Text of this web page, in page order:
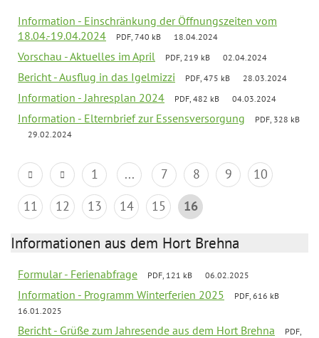
Information - Einschränkung der Öffnungszeiten vom
18.04.-19.04.2024
PDF, 740 kB 18.04.2024
Vorschau - Aktuelles im April PDF, 219 kB 02.04.2024
Bericht - Ausflug in das Igelmizzi PDF, 475 kB 28.03.2024
Information - Jahresplan 2024 PDF, 482 kB 04.03.2024
Information - Elternbrief zur Essensversorgung
PDF, 328 kB
29.02.2024
1 ... 7 8 9
10
11
12 13 14 15 16
Informationen aus dem Hort Brehna
Formular - Ferienabfrage PDF, 121 kB 06.02.2025
Information - Programm Winterferien 2025
PDF, 616 kB
16.01.2025
Bericht - Grüße zum Jahresende aus dem Hort Brehna
PDF,